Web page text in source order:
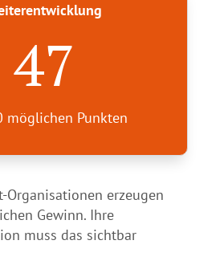
47
möglichen Punkten
Organisationen erzeugen
Gewinn. Ihre
muss das sichtbar